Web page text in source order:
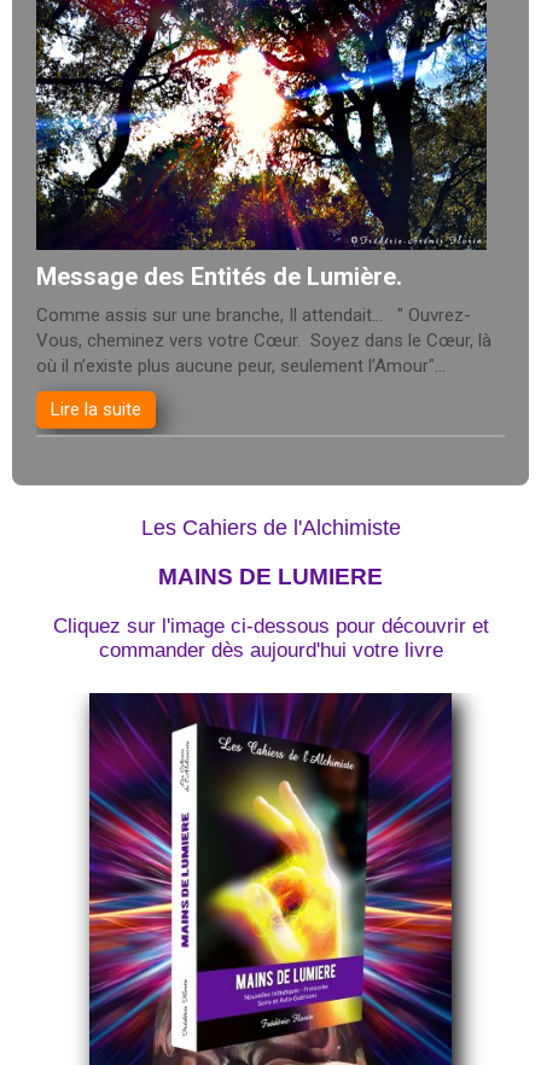
Message des Entités de Lumière.
Comme assis sur une branche, Il attendait... " Ouvrez-
Vous, cheminez vers votre Cœur. Soyez dans le Cœur, là
où il n’existe plus aucune peur, seulement l’Amour"...
Lire la suite
Les Cahiers de l'Alchimiste
MAINS DE LUMIERE
Cliquez sur l'image ci-dessous pour découvrir et
commander dès aujourd'hui votre livre